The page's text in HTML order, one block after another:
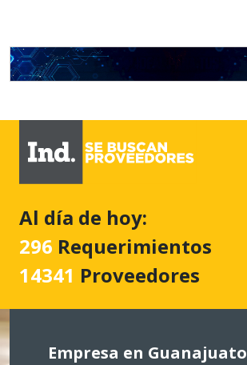
Al día de hoy:
296 Requerimientos
14341 Proveedores
Empresa en Guanajuato